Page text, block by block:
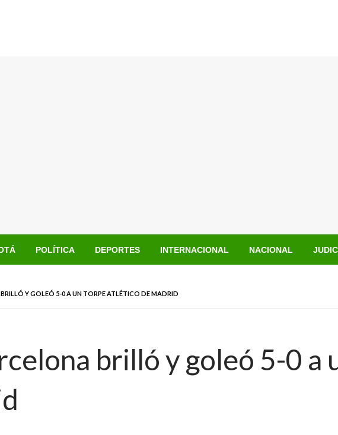
POLÍTICA DEPORTES INTERNACIONAL NACIONAL
Y GOLEÓ 5-0 A UN TORPE ATLÉTICO DE MADRID
brilló y goleó 5-0 a